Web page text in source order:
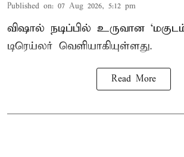
Published on: 07 Aug 2026, 5:12 pm
விஷால் நடிப்பில் உருவான
டிரெய்லர் வெளியாகியுள்ளது.
Read More